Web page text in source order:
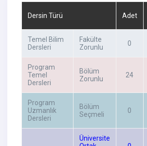
Dersin Türü Adet
Temel Bilim
Dersleri
Fakülte
Zorunlu
0
Program
Temel
Dersleri
Bölüm
Zorunlu
24
Program
Uzmanlık
Dersleri
Bölüm
Seçmeli
0
Üniversite